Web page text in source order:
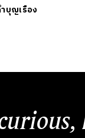
บุญเรือง